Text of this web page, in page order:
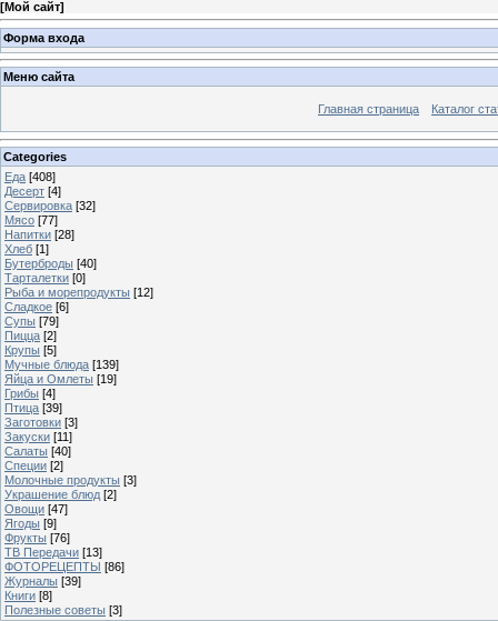
[Мой сайт]
Форма входа
Меню сайта
Главная страница Каталог
Categories
Еда [408]
Десерт [4]
Сервировка [32]
Мясо [77]
Напитки [28]
Хлеб [1]
Бутерброды [40]
Тарталетки [0]
Рыба и морепродукты [12]
Сладкое [6]
Супы [79]
Пицца [2]
Крупы [5]
Мучные блюда [139]
Яйца и Омлеты [19]
Грибы [4]
Птица [39]
Заготовки [3]
Закуски [11]
Салаты [40]
Специи [2]
Молочные продукты [3]
Украшение блюд [2]
Овощи [47]
Ягоды [9]
Фрукты [76]
ТВ Передачи [13]
ФОТОРЕЦЕПТЫ [86]
Журналы [39]
Книги [8]
Полезные советы [3]